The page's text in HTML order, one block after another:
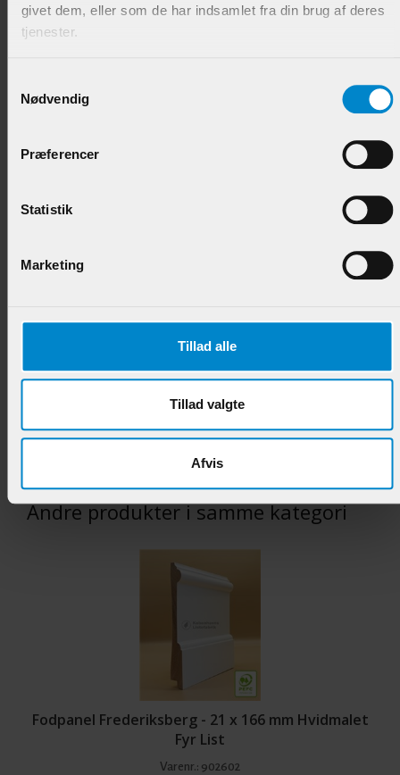
givet dem, eller som de har indsamlet fra din brug af deres
tjenester.
Nødvendig
Præferencer
Statistik
Marketing
Tillad alle
Tillad valgte
Afvis
Glasfalsliste m / 20 mm fals - 10 x 28 mm Teak -
118,95 DKK/M
Varenr.:900585
Andre produkter i samme kategori
Fodpanel Frederiksberg - 21 x 166 mm Hvidmalet
Fyr List
Varenr.: 902602